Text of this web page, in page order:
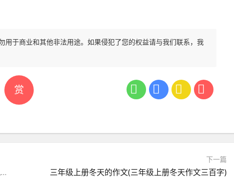
赏
用于商业和其他非法用途。如果侵犯了您的权益请与我们联系，我
一路风景一路歌作文(一路风景一路歌作文600字写风景)
下一篇
三年级上册冬天的作文(三年级上册冬天作文三百字)